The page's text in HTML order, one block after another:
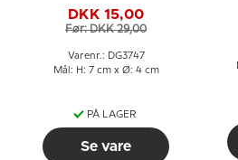
DKK 15,00
Før: DKK 29,00
Varenr.: DG3747
Mål: H: 7 cm x Ø: 4 cm
PÅ LAGER
Se vare